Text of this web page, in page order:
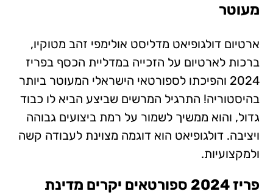
מעוטר
ארטיום דולגופיאט מדליסט אולימפי זהב מטוקיו,
ברכות לארטיום על הזכייה במדליית הכסף בפריז
2024 והפיכתו לספורטאי הישראלי המעוטר ביותר
בהיסטוריה! התרגיל המרשים שביצע הביא לו כבוד
גדול, והוא ממשיך לשמור על רמת ביצועים גבוהה
ויציבה. דולגופיאט הוא דוגמה מצוינת לעבודה קשה
ולמקצועיות.
פריז 2024 ספורטאים יקרים מדינת